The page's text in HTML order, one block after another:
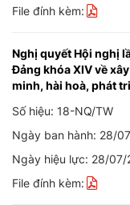
File đính kèm:
Nghị quyết Hội nghị
Đảng khóa XIV về
minh, hài hoà, phát
Số hiệu: 18-NQ/TW
Ngày ban hành: 28/
Ngày hiệu lực: 28/07/
File đính kèm: